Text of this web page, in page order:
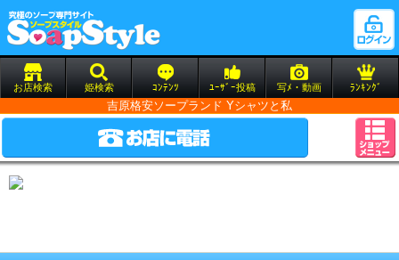
お店検索 姫検索 ｺﾝﾃﾝﾂ ﾕｰｻﾞｰ投稿 写ﾒ・動画 ﾗﾝｷﾝｸﾞ
吉原格安ソープランド Yシャツと私